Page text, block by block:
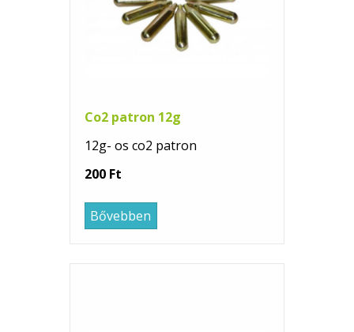
Co2 patron 12g
12g- os co2 patron
200 Ft
Bővebben